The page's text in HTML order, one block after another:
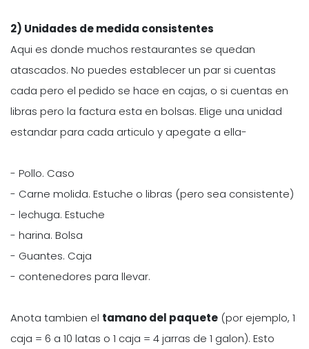
2) Unidades de medida consistentes
Aqui es donde muchos restaurantes se quedan
atascados. No puedes establecer un par si cuentas
cada pero el pedido se hace en cajas, o si cuentas en
libras pero la factura esta en bolsas. Elige una unidad
estandar para cada articulo y apegate a ella-
- Pollo. Caso
- Carne molida. Estuche o libras (pero sea consistente)
- lechuga. Estuche
- harina. Bolsa
- Guantes. Caja
- contenedores para llevar.
Anota tambien el tamano del paquete (por ejemplo, 1
caja = 6 a 10 latas o 1 caja = 4 jarras de 1 galon). Esto